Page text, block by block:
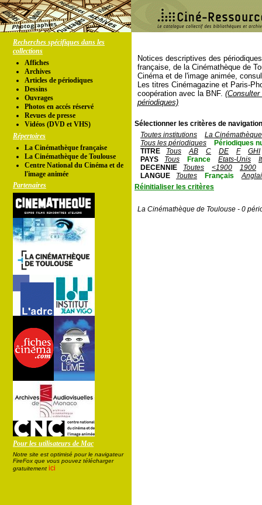
Recherches spécifiques dans les
collections
Affiches
Archives
Articles de périodiques
Dessins
Ouvrages
Photos en accés réservé
Revues de presse
Vidéos (DVD et VHS)
Répertoires
La Cinémathèque française
La Cinémathèque de Toulouse
Centre National du Cinéma et de
l'image animée
Partenaires
Pour les utilisateurs de Mac
Notre site est optimisé pour le navigateur
FireFox que vous pouvez télécharger
gratuitement ici
Notices descriptives des
française, de la Cinémathèque de
Cinéma et de l'image animée,
Les titres Cinémagazine et Paris-
coopération avec la BNF.
périodiques)
Sélectionner les critères de
Toutes institutions
La
Tous les périodiques
Périodiques
TITRE
Tous AB C DE F
GHI
PAYS
Tous France Etats-Unis
DECENNIE
Toutes <1900
1900
LANGUE
Toutes Français
Réinitialiser les critères
La Cinémathèque de Toulouse - 0